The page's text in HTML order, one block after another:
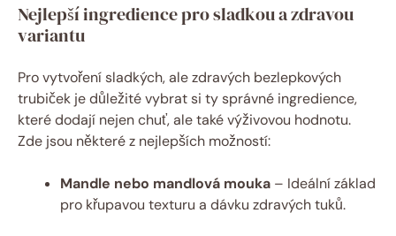
Nejlepší ingredience pro sladkou a zdravou
variantu
Pro vytvoření sladkých, ale zdravých bezlepkových
trubiček je důležité vybrat si ty správné ingredience,
které dodají nejen chuť, ale také výživovou hodnotu.
Zde jsou některé z nejlepších možností:
Mandle nebo mandlová mouka – Ideální základ
pro křupavou texturu a dávku zdravých tuků.